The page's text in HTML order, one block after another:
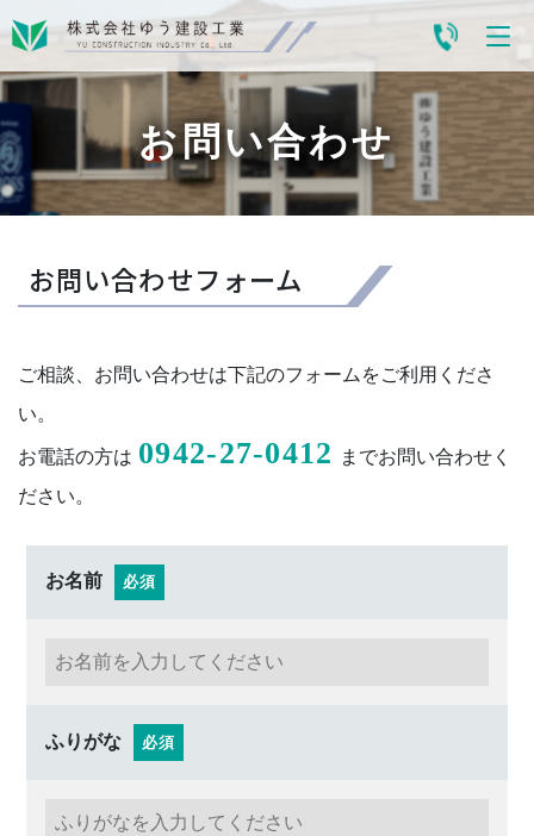
お問い合わせ
お問い合わせフォーム
ご相談、お問い合わせは下記のフォームをご利用くださ
い。
お電話の方は 0942-27-0412
までお問い合わせく
ださい。
お名前 必須
ふりがな 必須